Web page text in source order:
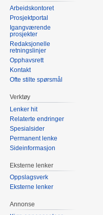
Arbeidskontoret
Prosjektportal
Igangværende
prosjekter
Redaksjonelle
retningslinjer
Opphavsrett
Kontakt
Ofte stilte spørsmål
Verktøy
Lenker hit
Relaterte endringer
Spesialsider
Permanent lenke
Sideinformasjon
Eksterne lenker
Oppslagsverk
Eksterne lenker
Annonse